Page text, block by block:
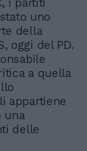
uno
della
oggi del PD.
a quella
appartiene
una
delle